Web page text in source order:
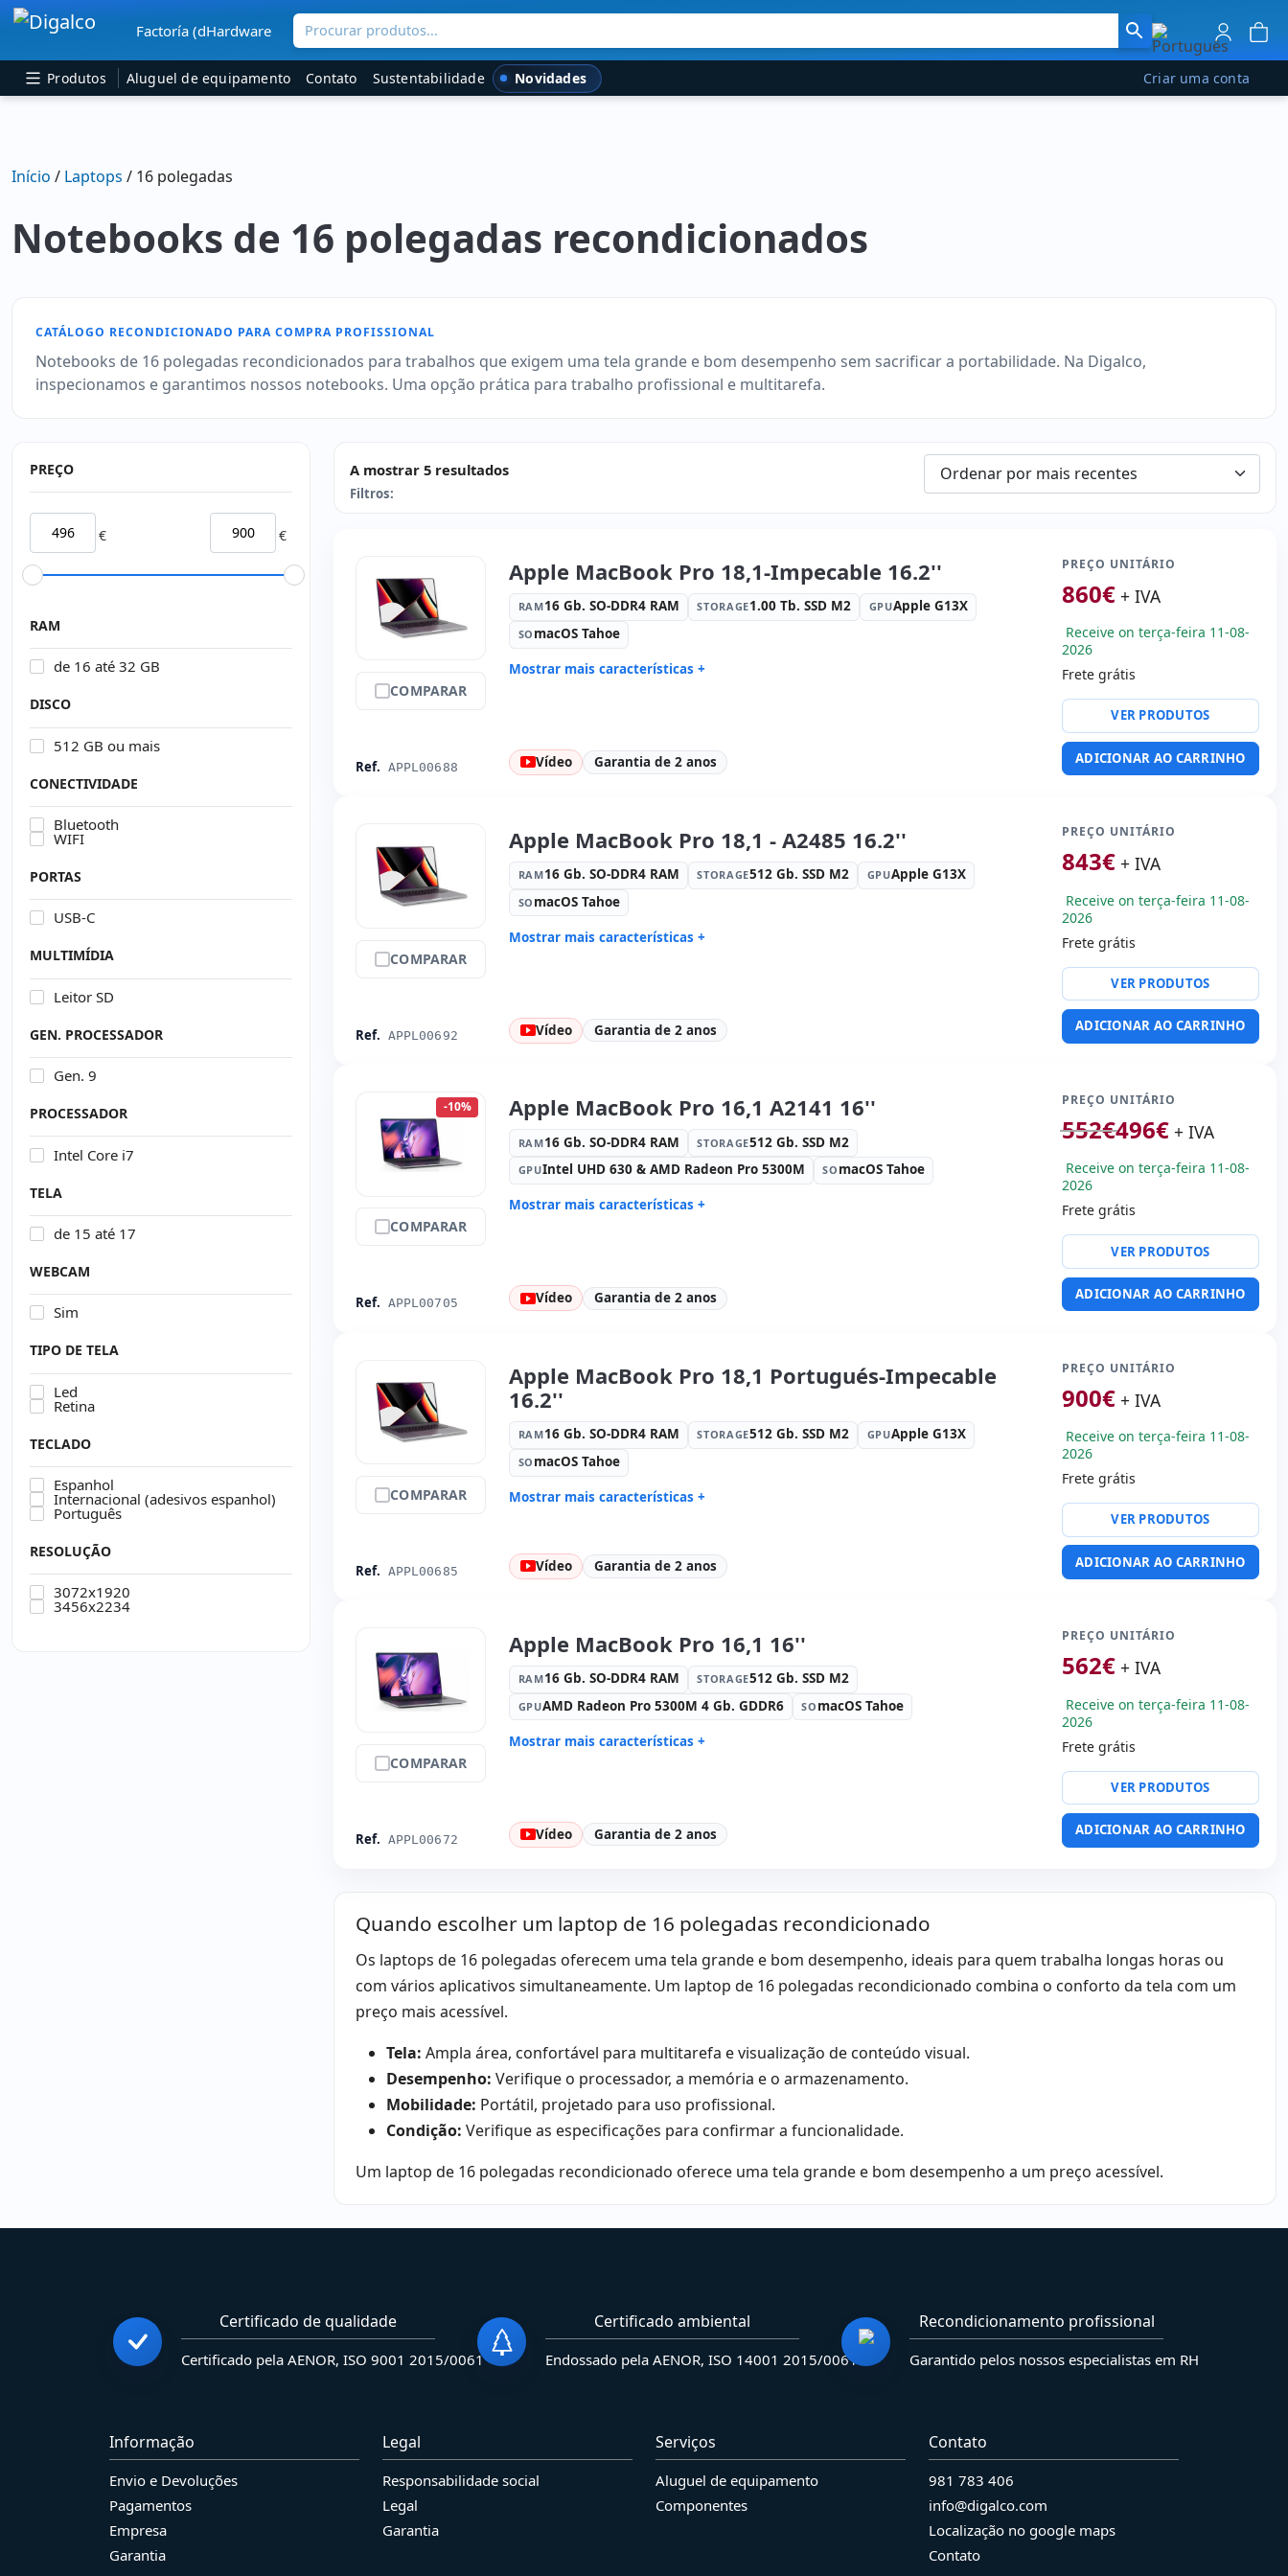
Navegação principal
Factoría (dHardware Procurar produtos...
Produtos Aluguel de equipamento Contato Sustentabilidade Novidades Criar uma conta
Início / Laptops / 16 polegadas
Notebooks de 16 polegadas recondicionados
CATÁLOGO RECONDICIONADO PARA COMPRA PROFISSIONAL
Notebooks de 16 polegadas recondicionados para trabalhos que exigem uma tela grande e bom desempenho sem sacrificar a portabilidade. Na Digalco,
inspecionamos e garantimos nossos notebooks. Uma opção prática para trabalho profissional e multitarefa.
PREÇO
€ €
RAM
de 16 até 32 GB
DISCO
512 GB ou mais
CONECTIVIDADE
Bluetooth
WIFI
PORTAS
USB-C
MULTIMÍDIA
Leitor SD
GEN. PROCESSADOR
Gen. 9
PROCESSADOR
Intel Core i7
TELA
de 15 até 17
WEBCAM
Sim
TIPO DE TELA
Led
Retina
TECLADO
Espanhol
Internacional (adesivos espanhol)
Português
RESOLUÇÃO
3072x1920
3456x2234
A mostrar 5 resultados
Filtros:
COMPARAR
Ref. APPL00688
Apple MacBook Pro 18,1-Impecable 16.2''
RAM16 Gb. SO-DDR4 RAM STORAGE1.00 Tb. SSD M2 GPUApple G13X
SO macOS Tahoe
Mostrar mais características +
Led 16.2 '' 4K 16:
3456x2234
Dimensões:
35.6x24.8x1.7 cm. Peso: 2.20 Kg.
Vídeo Garantia de 2 anos
PREÇO UNITÁRIO
860€ + IVA
Receive on terça-feira 11-08-
2026
Frete grátis
VER PRODUTOS
ADICIONAR AO CARRINHO
COMPARAR
Ref. APPL00692
Apple MacBook Pro 18,1 - A2485 16.2''
RAM16 Gb. SO-DDR4 RAM STORAGE512 Gb. SSD M2 GPUApple G13X
SO macOS Tahoe
Mostrar mais características +
Led 16.2 '' 4K 16:
3456x2234
Outros:
hR embalagens Dimensões: 35.6x24.8x1.7 cm.
Peso: 2.20 Kg.
Vídeo Garantia de 2 anos
PREÇO UNITÁRIO
843€ + IVA
Receive on terça-feira 11-08-
2026
Frete grátis
VER PRODUTOS
ADICIONAR AO CARRINHO
-10%
COMPARAR
Ref. APPL00705
Apple MacBook Pro 16,1 A2141 16''
RAM16 Gb. SO-DDR4 RAM STORAGE512 Gb. SSD M2
GPUIntel UHD 630 & AMD Radeon Pro 5300M SO macOS Tahoe
Mostrar mais características +
Peso: 2.00 Kg.
Vídeo Garantia de 2 anos
PREÇO UNITÁRIO
552€496€ + IVA
Receive on terça-feira 11-08-
2026
Frete grátis
VER PRODUTOS
ADICIONAR AO CARRINHO
COMPARAR
Ref. APPL00685
Apple MacBook Pro 18,1 Portugués-Impecable
16.2''
RAM16 Gb. SO-DDR4 RAM STORAGE512 Gb. SSD M2 GPUApple G13X
SO macOS Tahoe
Mostrar mais características +
Som: High Definition Audio
Led 16.2 '' 4K 16: 9 · Resolução
Português
Outros: hR embalagens Dimensões:
Peso: 2.20 Kg.
Vídeo Garantia de 2 anos
PREÇO UNITÁRIO
900€ + IVA
Receive on terça-feira 11-08-
2026
Frete grátis
VER PRODUTOS
ADICIONAR AO CARRINHO
COMPARAR
Ref. APPL00672
Apple MacBook Pro 16,1 16''
RAM16 Gb. SO-DDR4 RAM STORAGE512 Gb. SSD M2
GPUAMD Radeon Pro 5300M 4 Gb. GDDR6 SO macOS Tahoe
Mostrar mais características +
Retina 16 '' 2K 16: 9 · Resolução
Dimensões: 35.8x24.6x1.6 cm. Peso: 2.00 Kg.
Vídeo Garantia de 2 anos
PREÇO UNITÁRIO
562€ + IVA
Receive on terça-feira 11-08-
2026
Frete grátis
VER PRODUTOS
ADICIONAR AO CARRINHO
Quando escolher um laptop de 16 polegadas recondicionado
Os laptops de 16 polegadas oferecem uma tela grande e bom desempenho, ideais para quem trabalha longas horas ou
com vários aplicativos simultaneamente. Um laptop de 16 polegadas recondicionado combina o conforto da tela com um
preço mais acessível.
Tela: Ampla área, confortável para multitarefa e visualização de conteúdo visual.
Desempenho: Verifique o processador, a memória e o armazenamento.
Mobilidade: Portátil, projetado para uso profissional.
Condição: Verifique as especificações para confirmar a funcionalidade.
Um laptop de 16 polegadas recondicionado oferece uma tela grande e bom desempenho a um preço acessível.
Certificado de qualidade
Certificado pela AENOR, ISO 9001 2015/0061
Certificado ambiental
Endossado pela AENOR, ISO 14001 2015/0061
Recondicionamento profissional
Garantido pelos nossos especialistas em RH
Informação
Envio e Devoluções
Pagamentos
Empresa
Garantia
Legal
Responsabilidade social
Legal
Garantia
Serviços
Aluguel de equipamento
Componentes
Contato
981 783 406
info@digalco.com
Localização no google maps
Contato